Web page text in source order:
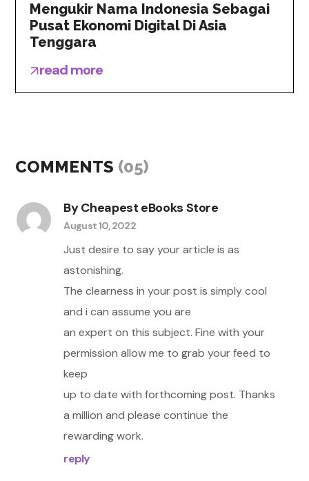
Mengukir Nama Indonesia Sebagai
Pusat Ekonomi Digital Di Asia
Tenggara
read more
COMMENTS (05)
ByCheapest eBooks Store
August 10, 2022
Just desire to say your article is as
astonishing.
The clearness in your post is simply cool
and i can assume you are
an expert on this subject. Fine with your
permission allow me to grab your feed to
keep
up to date with forthcoming post. Thanks
a million and please continue the
rewarding work.
reply